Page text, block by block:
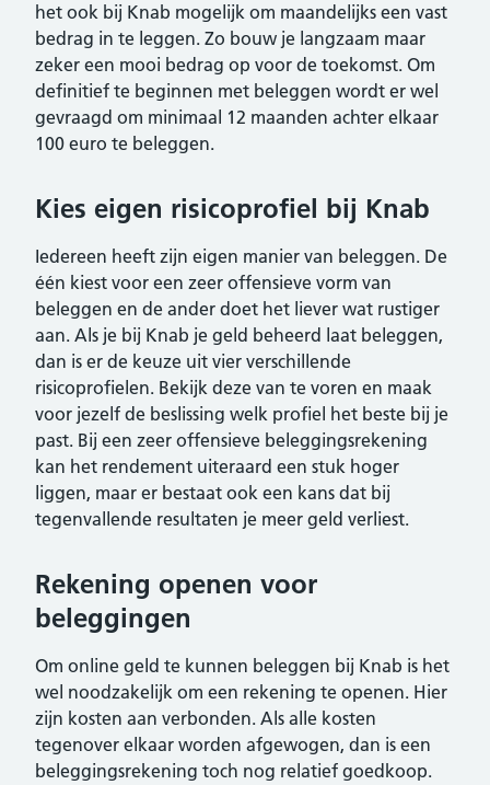
het ook bij Knab mogelijk om maandelijks een vast
bedrag in te leggen. Zo bouw je langzaam maar
zeker een mooi bedrag op voor de toekomst. Om
definitief te beginnen met beleggen wordt er wel
gevraagd om minimaal 12 maanden achter elkaar
100 euro te beleggen.
Kies eigen risicoprofiel bij Knab
Iedereen heeft zijn eigen manier van beleggen. De
één kiest voor een zeer offensieve vorm van
beleggen en de ander doet het liever wat rustiger
aan. Als je bij Knab je geld beheerd laat beleggen,
dan is er de keuze uit vier verschillende
risicoprofielen. Bekijk deze van te voren en maak
voor jezelf de beslissing welk profiel het beste bij je
past. Bij een zeer offensieve beleggingsrekening
kan het rendement uiteraard een stuk hoger
liggen, maar er bestaat ook een kans dat bij
tegenvallende resultaten je meer geld verliest.
Rekening openen voor
beleggingen
Om online geld te kunnen beleggen bij Knab is het
wel noodzakelijk om een rekening te openen. Hier
zijn kosten aan verbonden. Als alle kosten
tegenover elkaar worden afgewogen, dan is een
beleggingsrekening toch nog relatief goedkoop.